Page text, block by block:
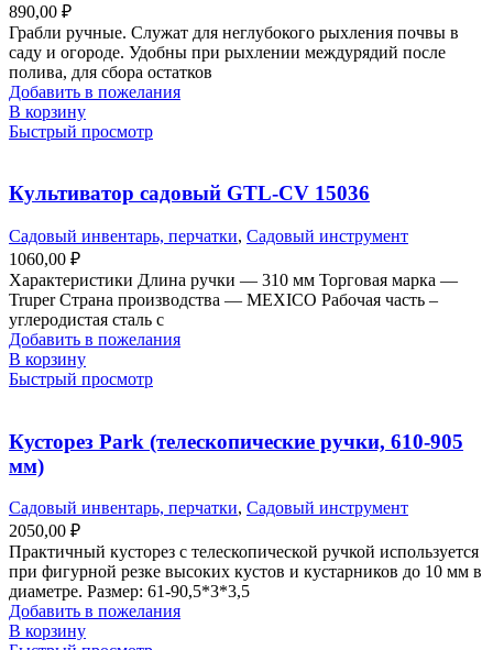
890,00 ₽
Грабли ручные. Служат для неглубокого рыхления почвы в
саду и огороде. Удобны при рыхлении междурядий после
полива, для сбора остатков
Добавить в пожелания
В корзину
Быстрый просмотр
Культиватор садовый GTL-CV 15036
Садовый инвентарь, перчатки, Садовый инструмент
1060,00 ₽
Характеристики Длина ручки — 310 мм Торговая марка —
Truper Страна производства — MEXICO Рабочая часть –
углеродистая сталь с
Добавить в пожелания
В корзину
Быстрый просмотр
Кусторез Park (телескопические ручки, 610-905
мм)
Садовый инвентарь, перчатки, Садовый инструмент
2050,00 ₽
Практичный кусторез с телескопической ручкой используется
при фигурной резке высоких кустов и кустарников до 10 мм в
диаметре. Размер: 61-90,5*3*3,5
Добавить в пожелания
В корзину